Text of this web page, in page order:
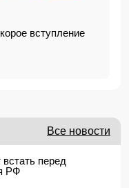
вступление
Все новости
перед
РФ